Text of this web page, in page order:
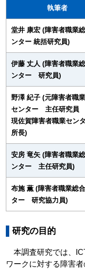
執筆者
堂井 康宏 (障害者職業
ンター 統括研究員)
伊藤 丈人 (障害者職業
ンター 研究員)
野澤 紀子 (元障害者職
センター 主任研究員
現佐賀障害者職業セン
所長)
安房 竜矢 (障害者職業
ンター 主任研究員)
布施 薫 (障害者職業総
ター 研究協力員)
研究の目的
本調査研究では、
ワークに対する障害